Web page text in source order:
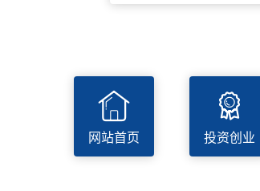
P
网站首页
c
投资创业